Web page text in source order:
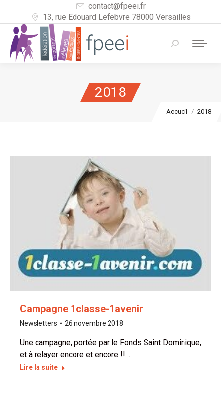
contact@fpeei.fr
13, rue Edouard Lefebvre 78000 Versailles
Recherche
2018
Vous êtes ici :
Accueil 2018
Campagne 1classe-1avenir
Newsletters 26 novembre 2018
Une campagne, portée par le Fonds Saint Dominique,
et à relayer encore et encore !!…
Lire la suite